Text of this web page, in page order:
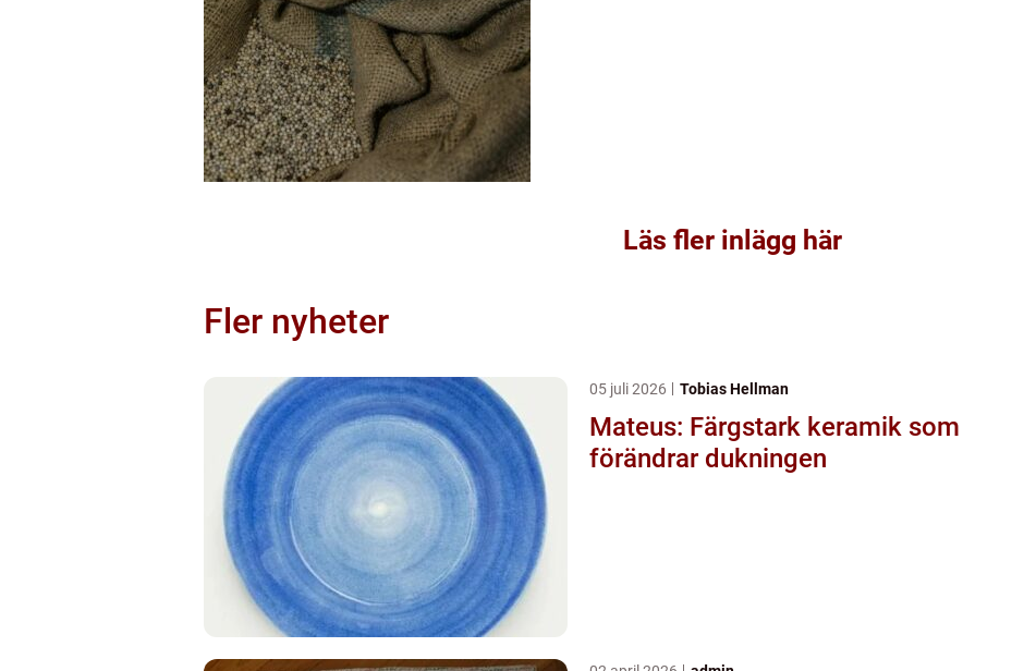
Läs fler inlägg här
Fler nyheter
05 juli 2026 Tobias Hellman
Mateus: Färgstark keramik som
förändrar dukningen